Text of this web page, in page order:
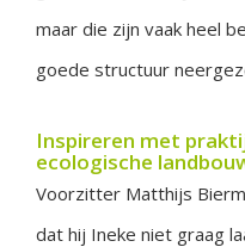
maar die zijn vaak heel
goede structuur
Inspireren met
ecologische
Voorzitter Matthijs
dat hij Ineke niet graag